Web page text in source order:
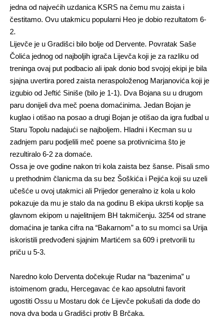
jedna od najvećih uzdanica KSRS na čemu mu zaista i
čestitamo. Ovu utakmicu popularni Heo je dobio rezultatom 6-
2.
Lijevče je u Gradišci bilo bolje od Dervente. Povratak Saše
Čolića jednog od najboljih igrača Lijevča koji je za razliku od
treninga ovaj put podbacio ali ipak donio bod svojoj ekipi je bila
sjajna uvertira pored zaista neraspoloženog Marjanovića koji je
izgubio od Jeftić Siniše (bilo je 1-1). Dva Bojana su u drugom
paru donijeli dva meč poena domaćinima. Jedan Bojan je
kuglao i otišao na posao a drugi Bojan je otišao da igra fudbal u
Staru Topolu nadajući se najboljem. Hladni i Kecman su u
zadnjem paru podjelili meč poene sa protivnicima što je
rezultiralo 6-2 za domaće.
Ossa je ove godine nakon tri kola zaista bez šanse. Pisali smo
u prethodnim članicma da su bez Šoškića i Pejića koji su uzeli
učešće u ovoj utakmici ali Prijedor generalno iz kola u kolo
pokazuje da mu je stalo da na godinu B ekipa ukrsti koplje sa
glavnom ekipom u najelitnijem BH takmičenju. 3254 od strane
domaćina je tanka cifra na “Bakarnom” a to su momci sa Urija
iskoristili predvođeni sjajnim Martićem sa 609 i pretvorili tu
priču u 5-3.
Naredno kolo Derventa dočekuje Rudar na “bazenima” u
istoimenom gradu, Hercegavac će kao apsolutni favorit
ugostiti Ossu u Mostaru dok će Lijevče pokušati da dođe do
nova dva boda u Gradišci protiv B Brčaka.